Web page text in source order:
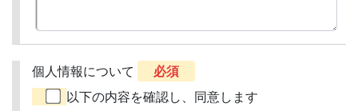
個人情報について
必須
以下の内容を確認し、同意します